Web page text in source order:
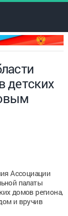
детских
Ассоциации
палаты
домов региона,
и вручив